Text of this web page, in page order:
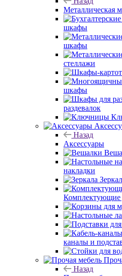
Металлическая
шкафы
шкафы
стеллажи
шкафы
раздевалок
Назад
Аксессуары
накладки
Комплектующие
каналы и
Назад